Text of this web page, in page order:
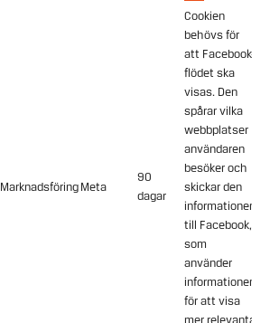
MarknadsföringMeta
90
dagar
Cookien
behövs för
att Facebook-
flödet ska
visas. Den
spårar vilka
webbplatser
användaren
besöker och
skickar den
informationen
till Facebook,
som
använder
informationen
för att visa
mer relevanta